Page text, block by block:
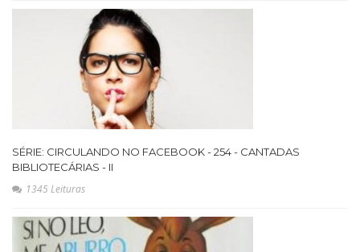
SÉRIE: CIRCULANDO NO FACEBOOK - 254 - CANTADAS
BIBLIOTECÁRIAS - II
1345 Leituras